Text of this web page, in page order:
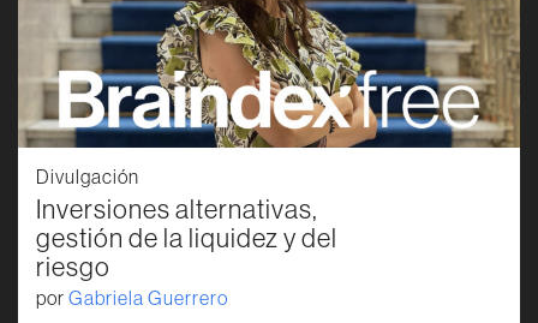
Divulgación
Inversiones alternativas,
gestión de la liquidez y del
riesgo
por Gabriela Guerrero